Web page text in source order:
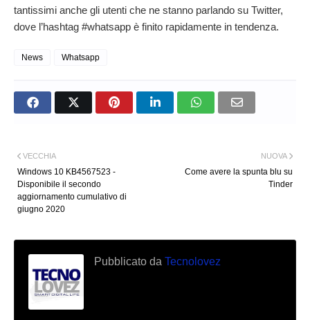
tantissimi anche gli utenti che ne stanno parlando su Twitter,
dove l’hashtag #whatsapp è finito rapidamente in tendenza.
News Whatsapp
NUOVA
Come avere la spunta blu su
Tinder
VECCHIA
Windows 10 KB4567523 -
Disponibile il secondo
aggiornamento cumulativo di
giugno 2020
Pubblicato da Tecnolovez